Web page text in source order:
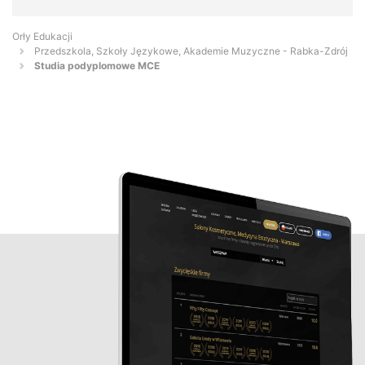
Orły Edukacji
Przedszkola, Szkoły Językowe, Akademie Muzyczne - Rabka-Zdrój
Studia podyplomowe MCE